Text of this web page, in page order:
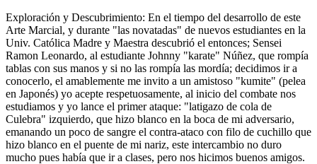
Exploración y Descubrimiento: En el tiempo del desarrollo de este
Arte Marcial, y durante "las novatadas" de nuevos estudiantes en la
Univ. Católica Madre y Maestra descubrió el entonces; Sensei
Ramon Leonardo, al estudiante Johnny "karate" Núñez, que rompía
tablas con sus manos y si no las rompía las mordía; decidimos ir a
conocerlo, el amablemente me invito a un amistoso "kumite" (pelea
en Japonés) yo acepte respetuosamente, al inicio del combate nos
estudiamos y yo lance el primer ataque: "latigazo de cola de
Culebra" izquierdo, que hizo blanco en la boca de mi adversario,
emanando un poco de sangre el contra-ataco con filo de cuchillo que
hizo blanco en el puente de mi nariz, este intercambio no duro
mucho pues había que ir a clases, pero nos hicimos buenos amigos.